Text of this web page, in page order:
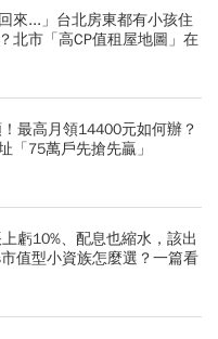
來...」台北房東都有小孩住
北市「高CP值租屋地圖」在
最高月領14400元如何辦？
「75萬戶先搶先贏」
虧10%、配息也縮水，該出
值型小資族怎麼選？一篇看